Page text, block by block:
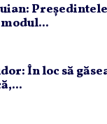
În loc să